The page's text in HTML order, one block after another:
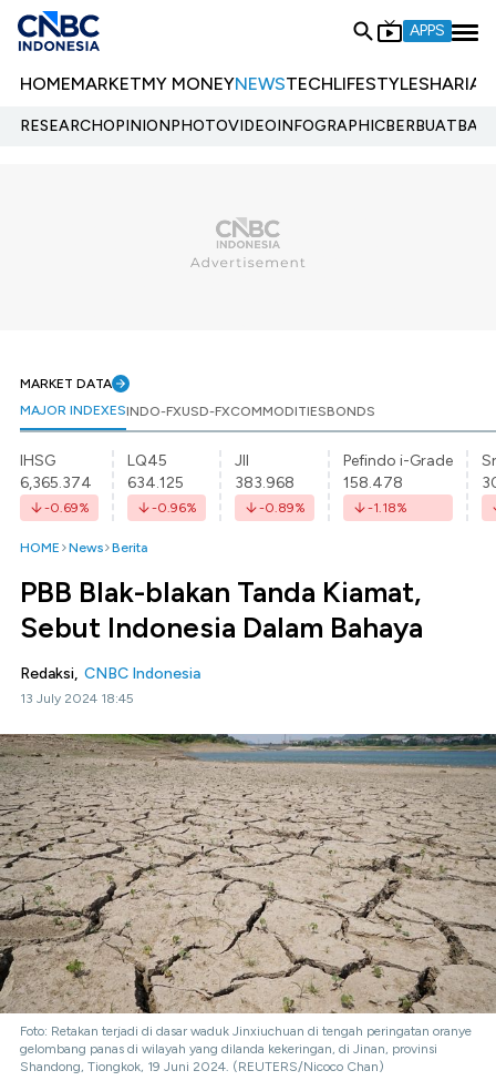
APPS
HOMEMARKETMY MONEYNEWSTECHLIFESTYLESHARIA
RESEARCHOPINIONPHOTOVIDEOINFOGRAPHIC
MARKET DATA
MAJOR INDEXESINDO-FXUSD-FXCOMMODITIESBONDS
IHSG
6,365.374
-0.69%
LQ45
634.125
-0.96%
JII
383.968
-0.89%
Pefindo i-Grade
158.478
-1.18%
HOME News Berita
PBB Blak-blakan Tanda Kiamat,
Sebut Indonesia Dalam Bahaya
Redaksi, CNBC Indonesia
13 July 2024 18:45
Foto: Retakan terjadi di dasar waduk Jinxiuchuan di tengah peringatan oranye
gelombang panas di wilayah yang dilanda kekeringan, di Jinan, provinsi
Shandong, Tiongkok, 19 Juni 2024. (REUTERS/Nicoco Chan)